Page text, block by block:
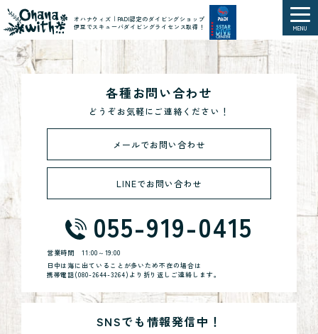
オハナウィズ｜PADI認定のダイビングショップ
伊豆でスキューバダイビングライセンス取得！
MENU
各種お問い合わせ
どうぞお気軽にご連絡ください！
メールでお問い合わせ
LINEでお問い合わせ
055-919-0415
営業時間11:00～19:00
日中は海に出ていることが多いため不在の場合は
携帯電話(080-2644-3264)より折り返しご連絡します。
SNSでも情報発信中！